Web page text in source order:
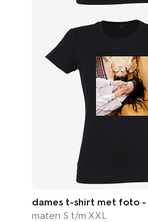
dames t-shirt met foto
maten S t/m XXL